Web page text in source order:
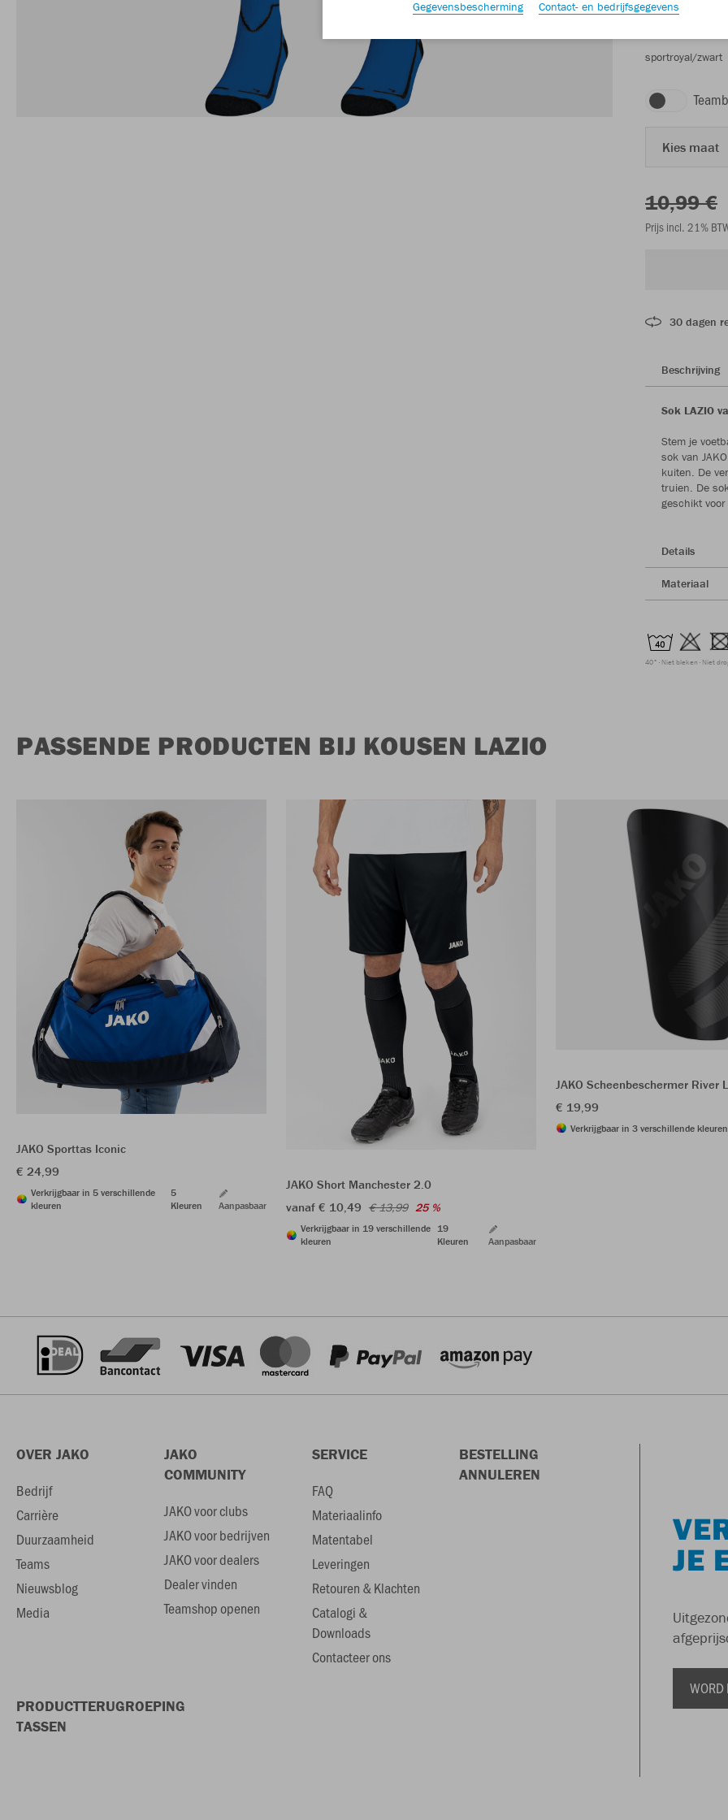
sportroyal/zwart
Kies maat
10,99 €
Prijs incl. 21%
30 dagen
Beschrijving
Sok LAZIO
Stem je
sok van
kuiten. De
truien. De
geschikt
Details
Materiaal
40° Niet bleken Niet
PASSENDE PRODUCTEN BIJ KOUSEN LAZIO
JAKO Sporttas Iconic
€ 24,99
Verkrijgbaar in 5 verschillende
kleuren
5
Kleuren
Aanpasbaar
JAKO Short Manchester 2.0
vanaf € 10,49 € 13,99 25 %
Verkrijgbaar in 19 verschillende
kleuren
19
Kleuren
Aanpasbaar
JAKO Scheenbeschermer River
€ 19,99
Verkrijgbaar in 3 verschillende kleuren
OVER JAKO
Bedrijf
Carrière
Duurzaamheid
Teams
Nieuwsblog
Media
JAKO
COMMUNITY
JAKO voor clubs
JAKO voor bedrijven
JAKO voor dealers
Dealer vinden
Teamshop openen
SERVICE
FAQ
Materiaalinfo
Matentabel
Leveringen
Retouren & Klachten
Catalogi &
Downloads
Contacteer ons
BESTELLING
ANNULEREN
PRODUCTTERUGROEPING
TASSEN
JE
Gegevensbescherming Contact- en bedrijfsgegevens